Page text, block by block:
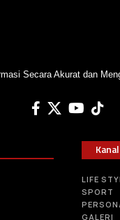
Secara Akurat dan
Kanal
LIFE
SPORT
GALERI